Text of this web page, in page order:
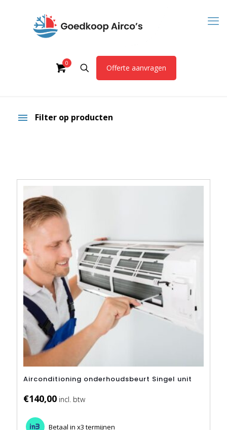
0
Offerte aanvragen
Airconditioning onderhoudsbeurt Singel unit
€140,00
Betaal in x3 termijnen
Filter op producten